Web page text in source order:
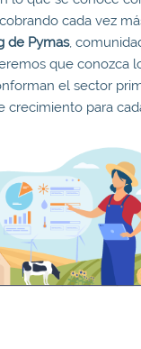
cada vez
de Pymas,
que conozca
el sector
crecimiento para